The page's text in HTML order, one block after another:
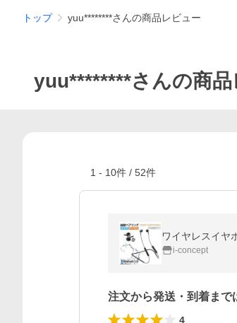
トップ yuu********さんの商品レビュー
yuu********さんの商品
1 - 10件 / 52件
ワイヤレスイヤ
i-concept
注文から発送・到着ま
4